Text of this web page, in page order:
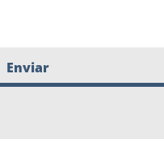
Enviar